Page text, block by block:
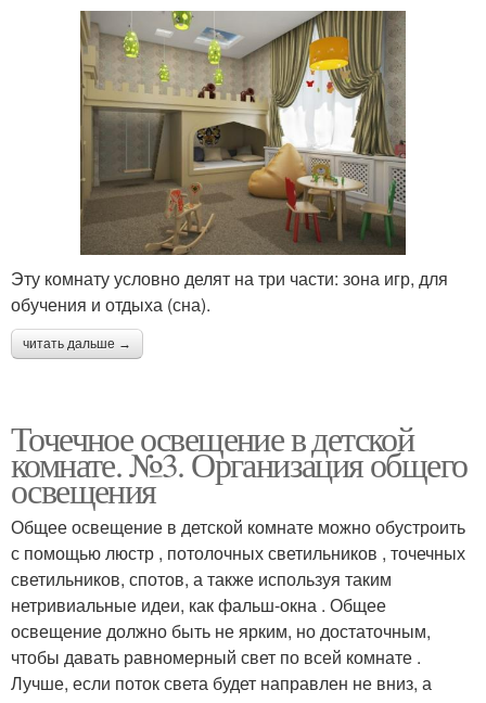
Эту комнату условно делят на три части: зона игр, для
обучения и отдыха (сна).
читать дальше →
Точечное освещение в детской
комнате. №3. Организация общего
освещения
Общее освещение в детской комнате можно обустроить
с помощью люстр , потолочных светильников , точечных
светильников, спотов, а также используя таким
нетривиальные идеи, как фальш-окна . Общее
освещение должно быть не ярким, но достаточным,
чтобы давать равномерный свет по всей комнате .
Лучше, если поток света будет направлен не вниз, а